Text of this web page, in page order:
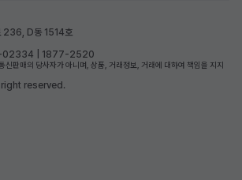
236, D동 1514호
02334 | 1877-2520
신판매의 당사자가 아니며, 상품, 거래정보, 거래에 대하여 책임을 지지
reserved.